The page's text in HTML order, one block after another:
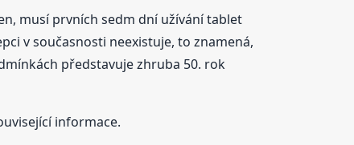
musí prvních sedm dní užívání tablet
v současnosti neexistuje, to znamená,
představuje zhruba 50. rok
informace.